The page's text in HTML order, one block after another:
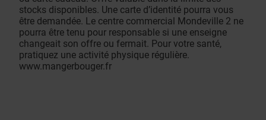
stocks disponibles. Une carte d’identité pourra vous
être demandée. Le centre commercial Mondeville 2 ne
pourra être tenu pour responsable si une enseigne
changeait son offre ou fermait. Pour votre santé,
pratiquez une activité physique régulière.
www.mangerbouger.fr